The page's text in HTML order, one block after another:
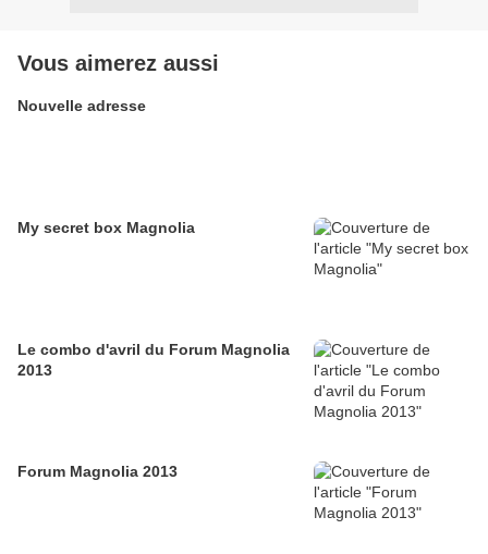
Vous aimerez aussi
Nouvelle adresse
My secret box Magnolia
Le combo d'avril du Forum Magnolia
2013
Forum Magnolia 2013